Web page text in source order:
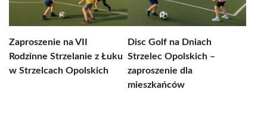
Zaproszenie na VII
Rodzinne Strzelanie z Łuku
w Strzelcach Opolskich
Disc Golf na Dniach
Strzelec Opolskich –
zaproszenie dla
mieszkańców